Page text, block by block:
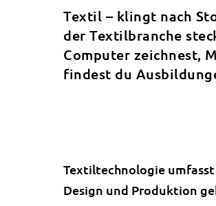
Textil – klingt nach
der Textilbranche
Computer zeichnest,
findest du
Textiltechnologie
Design und Produktion